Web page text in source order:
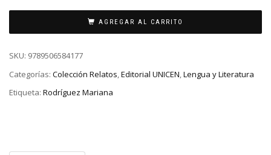
AGREGAR AL CARRITO
SKU: 9789506584177
Categorías: Colección Relatos,Editorial UNICEN,Lengua y Literatura
Etiqueta: Rodríguez Mariana